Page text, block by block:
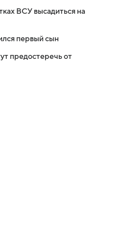
ВСУ высадиться на
первый сын
предостеречь от